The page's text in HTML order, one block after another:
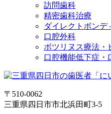
訪問歯科
精密歯科治療
ダイレクトボンデ
口腔外科
ボツリヌス療法・
口腔機能低下症・
〒510-0062
三重県四日市市北浜田町3-5